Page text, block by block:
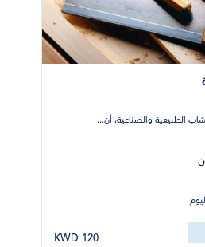
120 KWD